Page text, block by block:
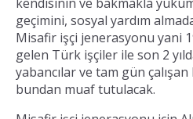
geçimini, sosyal yardım
Misafir işçi jenerasyonu yani
gelen Türk işçiler ile son 2
yabancılar ve tam gün
bundan muaf tutulacak.